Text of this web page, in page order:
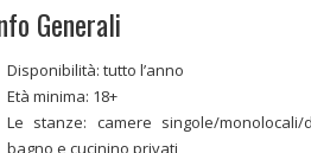
Generali
Disponibilità: tutto l’anno
Età minima: 18+
Le stanze: camere singole/
bagno e cucinino privati